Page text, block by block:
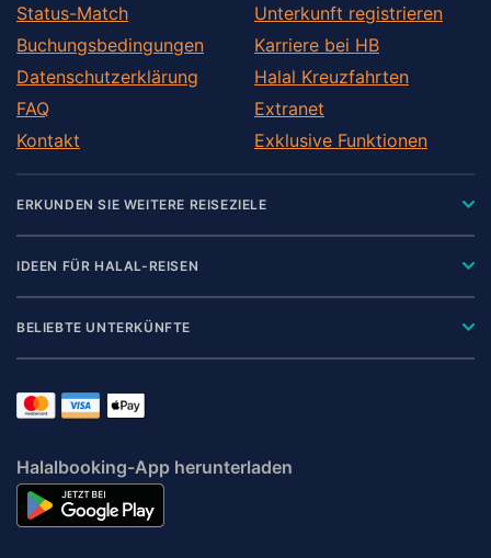
Status-Match
Buchungsbedingungen
Datenschutzerklärung
FAQ
Kontakt
Unterkunft registrieren
Karriere bei HB
Halal Kreuzfahrten
Extranet
Exklusive Funktionen
ERKUNDEN SIE WEITERE REISEZIELE
IDEEN FÜR HALAL-REISEN
BELIEBTE UNTERKÜNFTE
Halalbooking-App herunterladen